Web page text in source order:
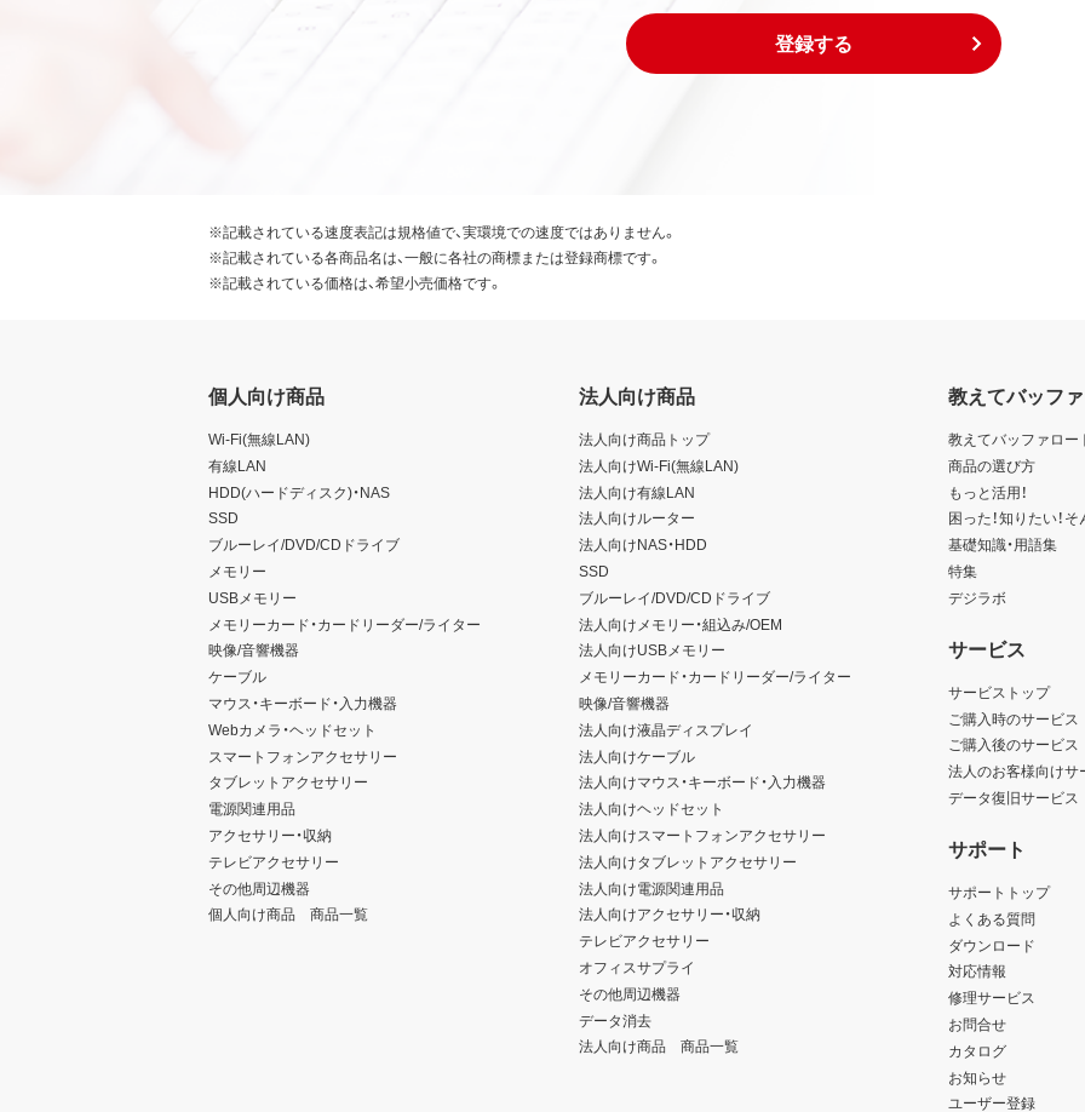
登録する
※記載されている速度表記は規格値で、実環境での速度ではありません。
※記載されている各商品名は、一般に各社の商標または登録商標です。
※記載されている価格は、希望小売価格です。
個人向け商品
Wi-Fi(無線LAN)
有線LAN
HDD(ハードディスク)・NAS
SSD
ブルーレイ/DVD/CDドライブ
メモリー
USBメモリー
メモリーカード・カードリーダー/ライター
映像/音響機器
ケーブル
マウス・キーボード・入力機器
Webカメラ・ヘッドセット
スマートフォンアクセサリー
タブレットアクセサリー
電源関連用品
アクセサリー・収納
テレビアクセサリー
その他周辺機器
個人向け商品 商品一覧
法人向け商品
法人向け商品トップ
法人向けWi-Fi(無線LAN)
法人向け有線LAN
法人向けルーター
法人向けNAS・HDD
SSD
ブルーレイ/DVD/CDドライブ
法人向けメモリー・組込み/OEM
法人向けUSBメモリー
メモリーカード・カードリーダー/ライター
映像/音響機器
法人向け液晶ディスプレイ
法人向けケーブル
法人向けマウス・キーボード・入力機器
法人向けヘッドセット
法人向けスマートフォンアクセサリー
法人向けタブレットアクセサリー
法人向け電源関連用品
法人向けアクセサリー・収納
テレビアクセサリー
オフィスサプライ
その他周辺機器
データ消去
法人向け商品 商品一覧
教えてバッフ
教えてバッファロー
商品の選び方
もっと活用！
困った！知りたい！
基礎知識・用語集
特集
デジラボ
サービス
サービストップ
ご購入時のサービス
ご購入後のサービス
法人のお客様向けサ
データ復旧サービス
サポート
サポートトップ
よくある質問
ダウンロード
対応情報
修理サービス
お問合せ
カタログ
お知らせ
ユーザー登録